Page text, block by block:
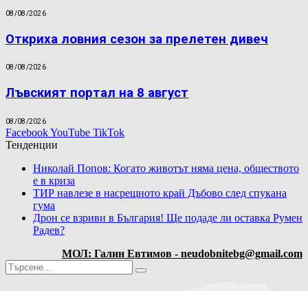
08/08/2026
Откриха ловния сезон за прелетен дивеч
08/08/2026
Лъвският портал на 8 август
08/08/2026
FacebookYouTube TikTok
Тенденции
Николай Попов: Когато животът няма цена, обществото
е в криза
ТИР навлезе в насрещното край Дъбово след спукана
гума
Дрон се взриви в България! Ще подаде ли оставка Румен
Радев?
МОЛ: Галин Евтимов - neudobnitebg@gmail.com